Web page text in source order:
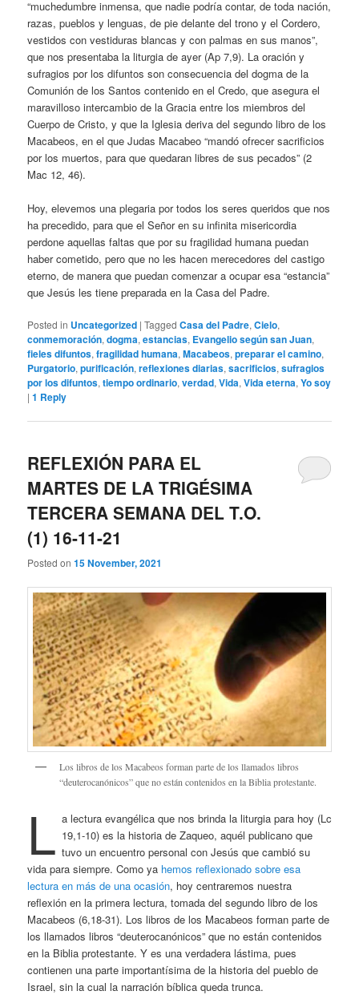
“muchedumbre inmensa, que nadie podría contar, de toda nación,
razas, pueblos y lenguas, de pie delante del trono y el Cordero,
vestidos con vestiduras blancas y con palmas en sus manos”,
que nos presentaba la liturgia de ayer (Ap 7,9). La oración y
sufragios por los difuntos son consecuencia del dogma de la
Comunión de los Santos contenido en el Credo, que asegura el
maravilloso intercambio de la Gracia entre los miembros del
Cuerpo de Cristo, y que la Iglesia deriva del segundo libro de los
Macabeos, en el que Judas Macabeo “mandó ofrecer sacrificios
por los muertos, para que quedaran libres de sus pecados” (2
Mac 12, 46).
Hoy, elevemos una plegaria por todos los seres queridos que nos
ha precedido, para que el Señor en su infinita misericordia
perdone aquellas faltas que por su fragilidad humana puedan
haber cometido, pero que no les hacen merecedores del castigo
eterno, de manera que puedan comenzar a ocupar esa “estancia”
que Jesús les tiene preparada en la Casa del Padre.
Posted in Uncategorized |Tagged Casa del Padre,Cielo,
conmemoración,dogma,estancias, Evangelio según san Juan,
fieles difuntos,fragilidad humana,Macabeos,preparar el camino,
Purgatorio,purificación,reflexiones diarias,sacrificios,sufragios
por los difuntos,tiempo ordinario,verdad,Vida,Vida eterna,Yo soy
|1 Reply
REFLEXIÓN PARA EL
MARTES DE LA TRIGÉSIMA
TERCERA SEMANA DEL T.O.
(1) 16-11-21
Posted on15 November, 2021
Los libros de los Macabeos forman parte de los llamados libros
“deuterocanónicos” que no están contenidos en la Biblia protestante.
L a lectura evangélica que nos brinda la liturgia para hoy (Lc
19,1-10) es la historia de Zaqueo, aquél publicano que
tuvo un encuentro personal con Jesús que cambió su
vida para siempre. Como ya hemos reflexionado sobre esa
lectura en más de una ocasión, hoy centraremos nuestra
reflexión en la primera lectura, tomada del segundo libro de los
Macabeos (6,18-31). Los libros de los Macabeos forman parte de
los llamados libros “deuterocanónicos” que no están contenidos
en la Biblia protestante. Y es una verdadera lástima, pues
contienen una parte importantísima de la historia del pueblo de
Israel, sin la cual la narración bíblica queda trunca.